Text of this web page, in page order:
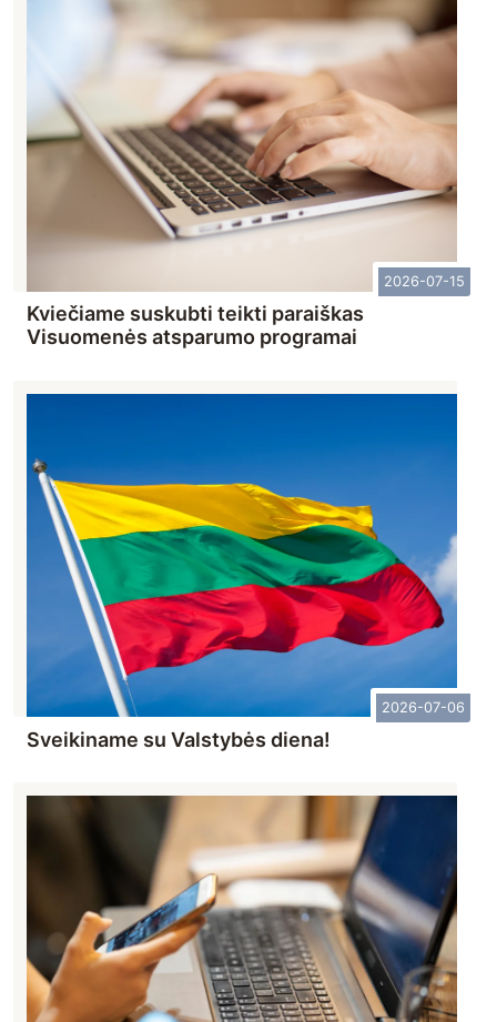
2026-07-15
Kviečiame suskubti teikti paraiškas
Visuomenės atsparumo programai
2026-07-06
Sveikiname su Valstybės diena!